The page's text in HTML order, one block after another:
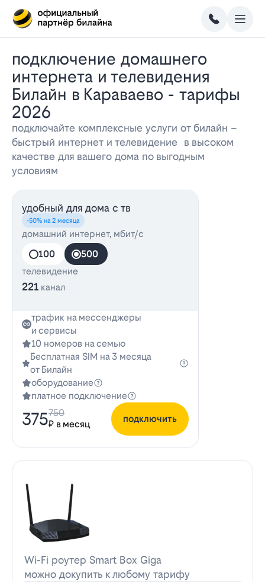
Подключение домашнего
интернета и телевидения
Билайн в Караваево - тарифы
2026
подключайте комплексные услуги от билайн –
быстрый интернет и телевидение в высоком
качестве для вашего дома по выгодным
условиям
удобный для дома с тв
-50% на 2 месяца
домашний интернет, мбит/с
100
500
телевидение
221 канал
трафик на мессенджеры
и сервисы
10 номеров на семью
Бесплатная SIM на 3 месяца
от Билайн
оборудование
платное подключение
375₽ в месяц
750
подключить
Wi-Fi роутер Smart Box Giga
можно докупить к любому тарифу